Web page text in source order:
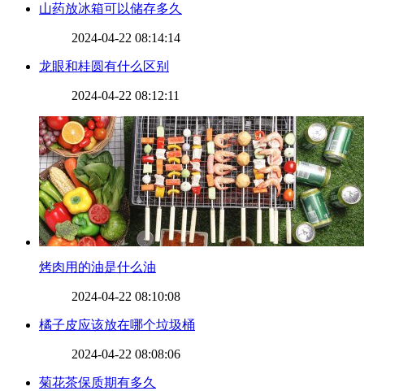
​山药放冰箱可以储存多久
2024-04-22 08:14:14
​龙眼和桂圆有什么区别
2024-04-22 08:12:11
​烤肉用的油是什么油
2024-04-22 08:10:08
​橘子皮应该放在哪个垃圾桶
2024-04-22 08:08:06
​菊花茶保质期有多久